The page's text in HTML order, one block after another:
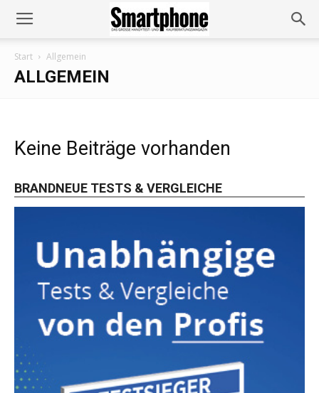
Start Allgemein
ALLGEMEIN
Keine Beiträge vorhanden
BRANDNEUE TESTS & VERGLEICHE